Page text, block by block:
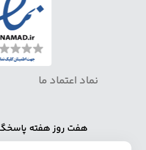
نماد اعتماد ما
هفت روز هفته